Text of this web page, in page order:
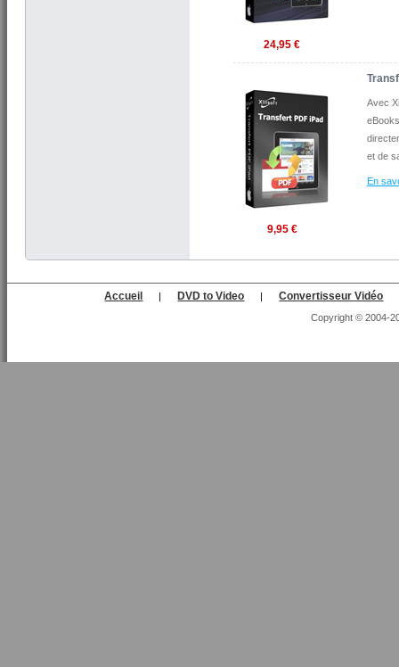
24,95 €
9,95 €
Avec
et de
En
Accueil | DVD to Video | Convertisseur Vidéo
Copyright © 2004-